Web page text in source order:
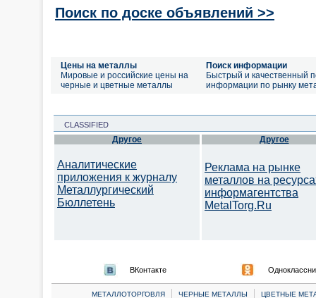
Поиск по доске объявлений >>
Цены на металлы
Мировые и российские цены на
черные и цветные металлы
Поиск информации
Быстрый и качественный
информации по рынку
CLASSIFIED
Другое
Аналитические
приложения к журналу
Металлургический
Бюллетень
Другое
Реклама на рынке
металлов на
информагентства
MetalTorg.Ru
ВКонтакте
МЕТАЛЛОТОРГОВЛЯ | ЧЕРНЫЕ МЕТАЛЛЫ |
ЦВЕТНЫЕ